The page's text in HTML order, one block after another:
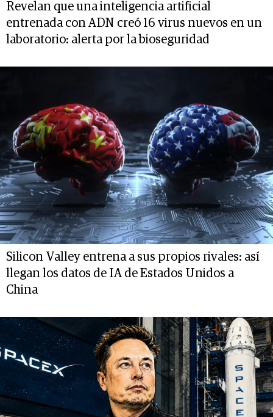
Revelan que una inteligencia artificial
entrenada con ADN creó 16 virus nuevos en un
laboratorio: alerta por la bioseguridad
Silicon Valley entrena a sus propios rivales: así
llegan los datos de IA de Estados Unidos a
China